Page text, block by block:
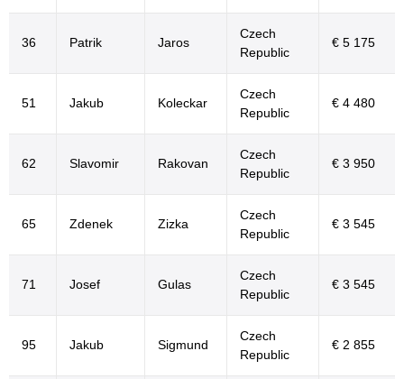
36 Patrik Jaros
Czech
Republic
€ 5 175
51 Jakub Koleckar
Czech
Republic
€ 4 480
62 Slavomir Rakovan
Czech
Republic
€ 3 950
65 Zdenek Zizka
Czech
Republic
€ 3 545
71 Josef Gulas
Czech
Republic
€ 3 545
95 Jakub Sigmund
Czech
Republic
€ 2 855